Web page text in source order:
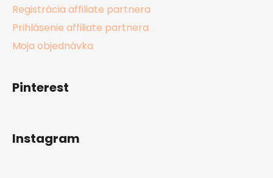
Registrácia affiliate partnera
Prihlásenie affiliate partnera
Moja objednávka
Pinterest
Instagram